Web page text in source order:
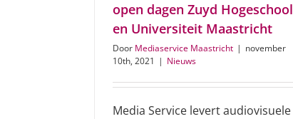
open dagen Zuyd Hogeschool
en Universiteit Maastricht
Door Mediaservice Maastricht | november
10th, 2021 | Nieuws
Media Service levert audiovisuele